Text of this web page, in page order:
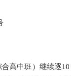
高中班）继续逐10